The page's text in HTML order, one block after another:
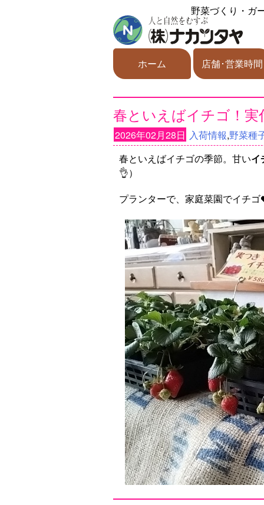
野菜づくり・ガ
ホーム 店舗･営業時間
春といえばイチゴ！
2026年02月28日 入荷情報,野菜種
春といえばイチゴの季節。甘いイ
👌）
プランターで、家庭菜園でイチゴ